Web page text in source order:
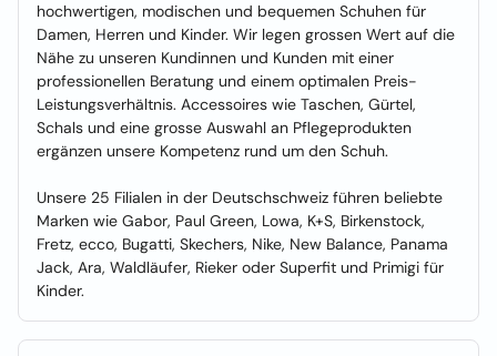
hochwertigen, modischen und bequemen Schuhen für
Damen, Herren und Kinder. Wir legen grossen Wert auf die
Nähe zu unseren Kundinnen und Kunden mit einer
professionellen Beratung und einem optimalen Preis-
Leistungsverhältnis. Accessoires wie Taschen, Gürtel,
Schals und eine grosse Auswahl an Pflegeprodukten
ergänzen unsere Kompetenz rund um den Schuh.
Unsere 25 Filialen in der Deutschschweiz führen beliebte
Marken wie Gabor, Paul Green, Lowa, K+S, Birkenstock,
Fretz, ecco, Bugatti, Skechers, Nike, New Balance, Panama
Jack, Ara, Waldläufer, Rieker oder Superfit und Primigi für
Kinder.